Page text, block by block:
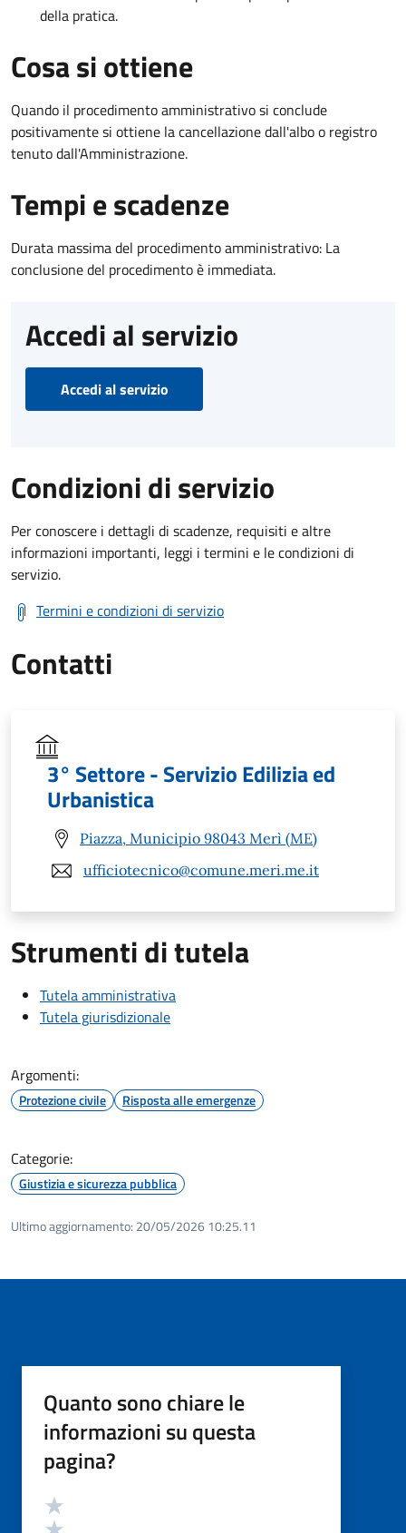
della pratica.
Cosa si ottiene
Quando il procedimento amministrativo si conclude
positivamente si ottiene la cancellazione dall'albo o registro
tenuto dall'Amministrazione.
Tempi e scadenze
Durata massima del procedimento amministrativo: La
conclusione del procedimento è immediata.
Accedi al servizio
Accedi al servizio
Condizioni di servizio
Per conoscere i dettagli di scadenze, requisiti e altre
informazioni importanti, leggi i termini e le condizioni di
servizio.
Termini e condizioni di servizio
Contatti
3° Settore - Servizio Edilizia ed
Urbanistica
Piazza, Municipio 98043 Merì (ME)
ufficiotecnico@comune.meri.me.it
Strumenti di tutela
Tutela amministrativa
Tutela giurisdizionale
Argomenti:
Protezione civile Risposta alle emergenze
Categorie:
Giustizia e sicurezza pubblica
Ultimo aggiornamento: 20/05/2026 10:25.11
Quanto sono chiare le
informazioni su questa
pagina?
Valutazione